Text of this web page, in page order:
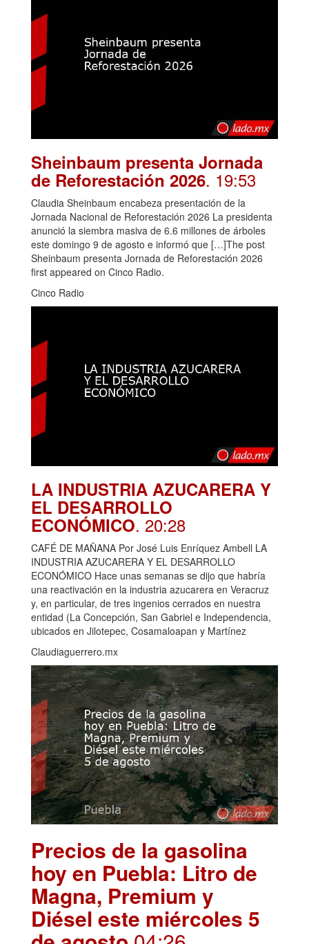
Sheinbaum presenta Jornada
de Reforestación 2026. 19:53
Claudia Sheinbaum encabeza presentación de la
Jornada Nacional de Reforestación 2026 La presidenta
anunció la siembra masiva de 6.6 millones de árboles
este domingo 9 de agosto e informó que […]The post
Sheinbaum presenta Jornada de Reforestación 2026
first appeared on Cinco Radio.
Cinco Radio
LA INDUSTRIA AZUCARERA Y
EL DESARROLLO
ECONÓMICO. 20:28
CAFÉ DE MAÑANA Por José Luis Enríquez Ambell LA
INDUSTRIA AZUCARERA Y EL DESARROLLO
ECONÓMICO Hace unas semanas se dijo que habría
una reactivación en la industria azucarera en Veracruz
y, en particular, de tres ingenios cerrados en nuestra
entidad (La Concepción, San Gabriel e Independencia,
ubicados en Jilotepec, Cosamaloapan y Martínez
Claudiaguerrero.mx
Precios de la gasolina
hoy en Puebla: Litro de
Magna, Premium y
Diésel este miércoles 5